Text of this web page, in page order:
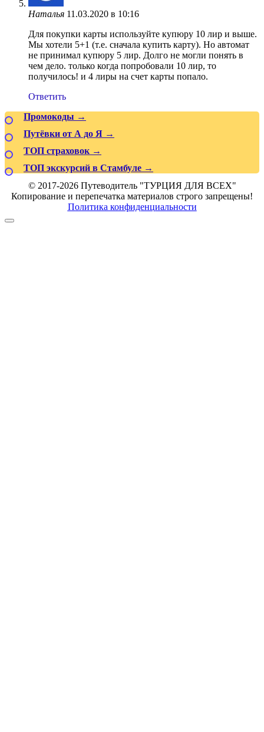
Наталья 11.03.2020 в 10:16
Для покупки карты используйте купюру 10 лир и выше.
Мы хотели 5+1 (т.е. сначала купить карту). Но автомат
не принимал купюру 5 лир. Долго не могли понять в
чем дело. только когда попробовали 10 лир, то
получилось! и 4 лиры на счет карты попало.
Ответить
Промокоды →
Путёвки от А до Я →
ТОП страховок →
ТОП экскурсий в Стамбуле →
© 2017-2026 Путеводитель "ТУРЦИЯ ДЛЯ ВСЕХ"
Копирование и перепечатка материалов строго запрещены!
Политика конфиденциальности